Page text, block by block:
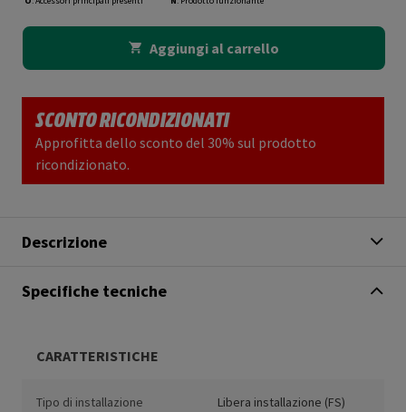
Aggiungi al carrello
SCONTO RICONDIZIONATI
Approfitta dello sconto del 30% sul prodotto
ricondizionato.
Descrizione
Specifiche tecniche
CARATTERISTICHE
Tipo di installazione Libera installazione (FS)